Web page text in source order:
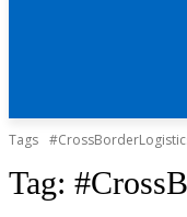
Tags
Tag: